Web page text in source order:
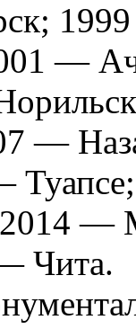
—
—
—
Чита.